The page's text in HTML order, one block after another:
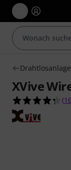
XVive
(